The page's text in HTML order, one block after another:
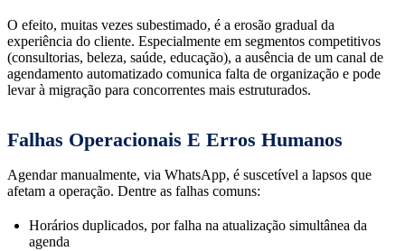
O efeito, muitas vezes subestimado, é a erosão gradual da
experiência do cliente. Especialmente em segmentos competitivos
(consultorias, beleza, saúde, educação), a ausência de um canal de
agendamento automatizado comunica falta de organização e pode
levar à migração para concorrentes mais estruturados.
Falhas Operacionais E Erros Humanos
Agendar manualmente, via WhatsApp, é suscetível a lapsos que
afetam a operação. Dentre as falhas comuns:
Horários duplicados, por falha na atualização simultânea da
agenda